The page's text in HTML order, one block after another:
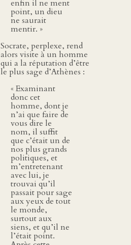
enfin il ne ment
point, un dieu
ne saurait
mentir. »
Socrate, perplexe, rend
alors visite à un homme
qui a la réputation d’être
le plus sage d’Athènes :
« Examinant
donc cet
homme, dont je
n’ai que faire de
vous dire le
nom, il suffit
que c’était un de
nos plus grands
politiques, et
m’entretenant
avec lui, je
trouvai qu’il
passait pour sage
aux yeux de tout
le monde,
surtout aux
siens, et qu’il ne
l’était point.